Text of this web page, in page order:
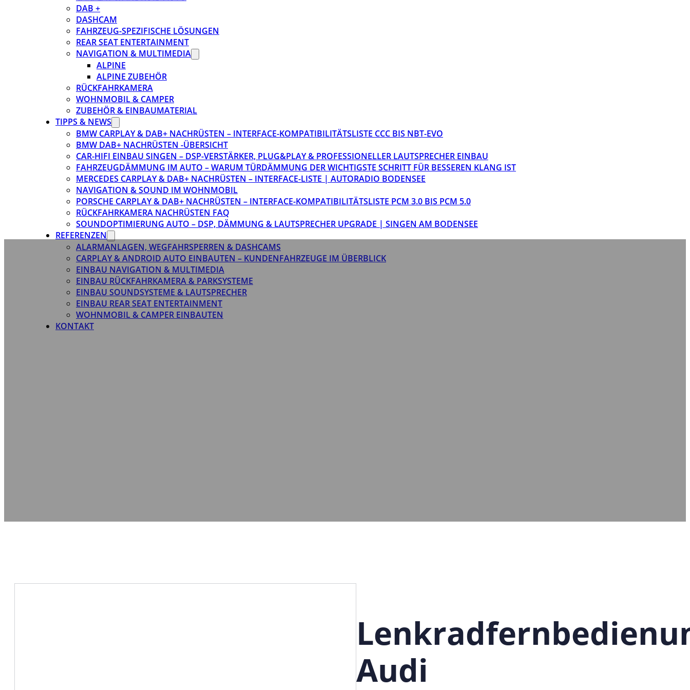
DAB +
DASHCAM
FAHRZEUG-SPEZIFISCHE LÖSUNGEN
REAR SEAT ENTERTAINMENT
NAVIGATION & MULTIMEDIA
ALPINE
ALPINE ZUBEHÖR
RÜCKFAHRKAMERA
WOHNMOBIL & CAMPER
ZUBEHÖR & EINBAUMATERIAL
TIPPS & NEWS
BMW CARPLAY & DAB+ NACHRÜSTEN – INTERFACE-KOMPATIBILITÄTSLISTE CCC BIS NBT-EVO
BMW DAB+ NACHRÜSTEN -ÜBERSICHT
CAR-HIFI EINBAU SINGEN – DSP-VERSTÄRKER, PLUG&PLAY & PROFESSIONELLER LAUTSPRECHER EINBAU
FAHRZEUGDÄMMUNG IM AUTO – WARUM TÜRDÄMMUNG DER WICHTIGSTE SCHRITT FÜR BESSEREN KLANG IST
MERCEDES CARPLAY & DAB+ NACHRÜSTEN – INTERFACE-LISTE | AUTORADIO BODENSEE
NAVIGATION & SOUND IM WOHNMOBIL
PORSCHE CARPLAY & DAB+ NACHRÜSTEN – INTERFACE-KOMPATIBILITÄTSLISTE PCM 3.0 BIS PCM 5.0
RÜCKFAHRKAMERA NACHRÜSTEN FAQ
SOUNDOPTIMIERUNG AUTO – DSP, DÄMMUNG & LAUTSPRECHER UPGRADE | SINGEN AM BODENSEE
REFERENZEN
ALARMANLAGEN, WEGFAHRSPERREN & DASHCAMS
CARPLAY & ANDROID AUTO EINBAUTEN – KUNDENFAHRZEUGE IM ÜBERBLICK
EINBAU NAVIGATION & MULTIMEDIA
EINBAU RÜCKFAHRKAMERA & PARKSYSTEME
EINBAU SOUNDSYSTEME & LAUTSPRECHER
EINBAU REAR SEAT ENTERTAINMENT
WOHNMOBIL & CAMPER EINBAUTEN
KONTAKT
Audi